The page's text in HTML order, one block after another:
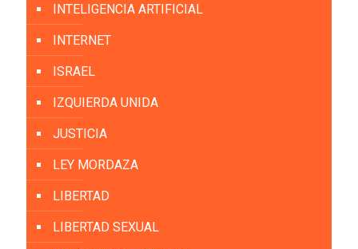
INTELIGENCIA ARTIFICIAL
INTERNET
ISRAEL
IZQUIERDA UNIDA
JUSTICIA
LEY MORDAZA
LIBERTAD
LIBERTAD SEXUAL